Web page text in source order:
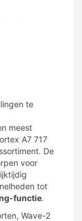
te
meest
A7 717
De
voor
tot
functie.
Wave-2